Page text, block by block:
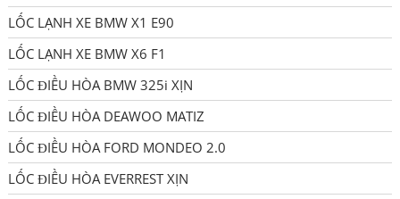
LỐC LẠNH XE BMW X1 E90
LỐC LẠNH XE BMW X6 F1
LỐC ĐIỀU HÒA BMW 325i XỊN
LỐC ĐIỀU HÒA DEAWOO MATIZ
LỐC ĐIỀU HÒA FORD MONDEO 2.0
LỐC ĐIỀU HÒA EVERREST XỊN